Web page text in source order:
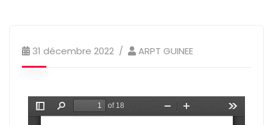
31 décembre 2022 ARPT GUINEE